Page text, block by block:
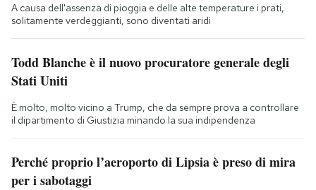
A causa dell'assenza di pioggia e delle alte temperature i prati,
solitamente verdeggianti, sono diventati aridi
Todd Blanche è il nuovo procuratore generale degli
Stati Uniti
È molto, molto vicino a Trump, che da sempre prova a controllare
il dipartimento di Giustizia minando la sua indipendenza
Perché proprio l’aeroporto di Lipsia è preso di mira
per i sabotaggi